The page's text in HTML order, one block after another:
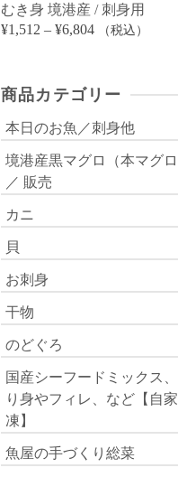
むき身 境港産 / 刺身用
¥1,512 – ¥6,804価
¥1,512
¥6,804
（税込）
商品カテゴリー
本日のお魚／刺身他
境港産黒マグロ（本マグ
／ 販売
カニ
貝
お刺身
干物
のどぐろ
国産シーフードミックス
り身やフィレ、など【自
凍】
魚屋の手づくり総菜